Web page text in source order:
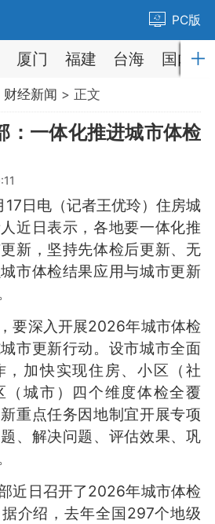
PC版
厦门 福建 台海 国内
财经新闻 > 正文
：一体化推进城市体检
日电（记者王优玲）住房城
近日表示，各地要一体化推
新，坚持先体检后更新、无
市体检结果应用与城市更新
深入开展2026年城市体检
市更新行动。设市城市全面
，加快实现住房、小区（社
（城市）四个维度体检全覆
重点任务因地制宜开展专项
、解决问题、评估效果、巩
日召开了2026年城市体检
介绍，去年全国297个地级